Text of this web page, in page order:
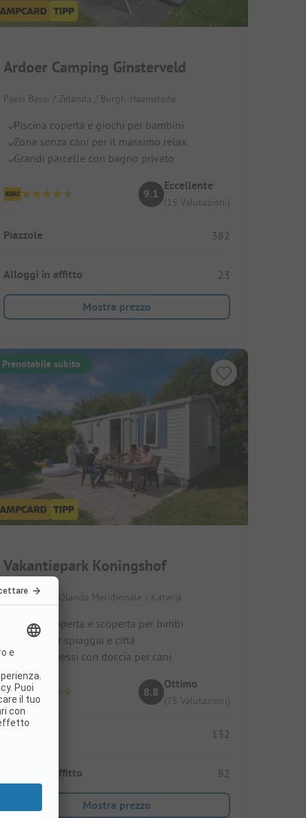
Ardoer Camping Ginsterveld
Paesi Bassi / Zelanda / Burgh-Haamstede
Piscina coperta e giochi per bambini
Zona senza cani per il massimo relax
Grandi parcelle con bagno privato
9.1
Eccellente
(15 Valutazioni)
Piazzole 382
Alloggi in affitto 23
Mostra prezzo
Prenotabile subito
Vakantiepark Koningshof
Paesi Bassi / Olanda Meridionale / Katwijk
Piscine coperta e scoperta per bimbi
Ideale per spiaggia e città
Cani ammessi con doccia per cani
8.8
Ottimo
(75 Valutazioni)
132
Alloggi in affitto 82
Mostra prezzo